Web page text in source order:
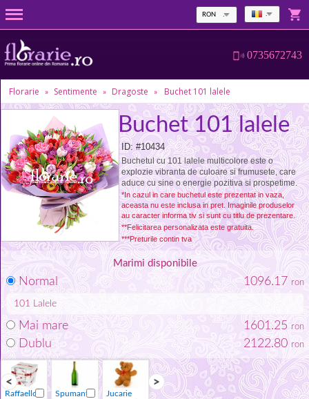
RON
0735672743
Florarie » Sentimente » Dragoste » Buchet 101 lalele
Buchet 101 lalele
ID: #10434
Buchetul cu 101 lalele multicolore este o
explozie vibranta de culoare si frumusete, care
aduce cu sine o energie pozitiva si prospetime.
*In cazul in care buchetul este prezentat in vaza,
aceasta nu este inclusa in pret. Imaginile produselor
au caracter informa tiv si sunt cu titlu de prezentare.
**Felicitarea personalizata este gratuita.
***Preturile contin tva
Marimi disponibile
Normal 1096.17 ron
101 Lalele
Mai mare 1601.25 ron
Dublu 2122.80 ron
Raffaello Spumant
Jucarie
Vaza Raffaello Spumant